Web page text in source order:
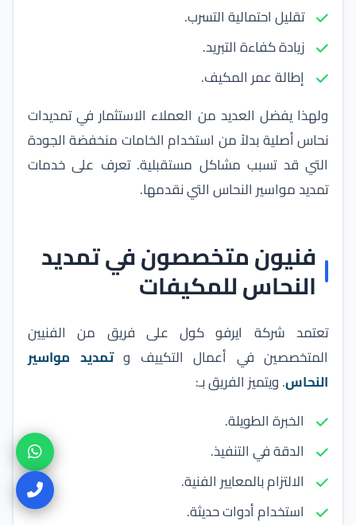
تقليل احتمالية التسرب.
زيادة كفاءة التبريد.
إطالة عمر المكيف.
ولهذا يفضل العديد من العملاء الاستثمار في تمديدات
نحاس أصلية بدلاً من استخدام الخامات منخفضة الجودة
التي قد تسبب مشاكل مستقبلية. تعرف على خدمات
تمديد مواسير النحاسالتي نقدمها.
فنيون متخصصون في تمديد
النحاس للمكيفات
تعتمد شركة ايرفو كولعلى فريق من الفنيين
المتخصصين في أعمال التكييف وتمديد مواسير
النحاس. ويتميز الفريق بـ:
الخبرة الطويلة.
الدقة في التنفيذ.
الالتزام بالمعايير الفنية.
استخدام أدوات حديثة.